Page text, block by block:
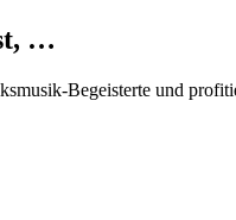
…
Begeisterte und